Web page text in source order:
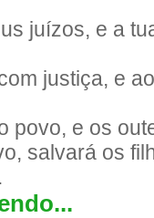
juízos, e a
justiça, e
povo, e os
salvará os